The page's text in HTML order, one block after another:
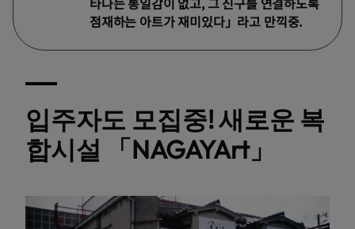
점재하는 아트가 재미있다」라고 만끽중.
입주자도 모집중! 새로운 복
합시설 「NAGAYArt」